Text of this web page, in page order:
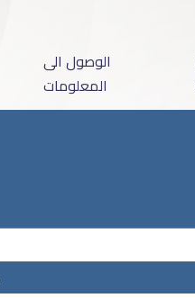
الوصول الى
المعلومات